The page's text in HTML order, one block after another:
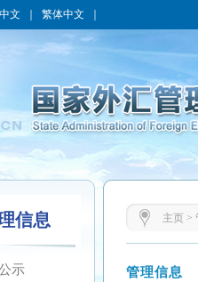
文 繁体中文
信息
示
主页 >
管理信息